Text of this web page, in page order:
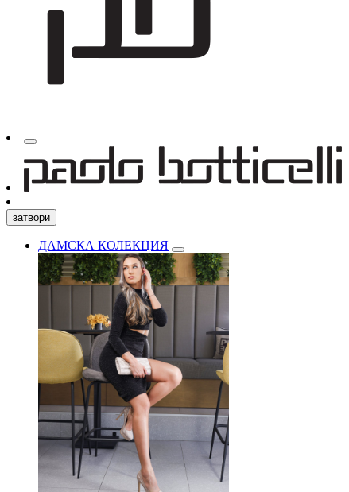
затвори
ДАМСКА КОЛЕКЦИЯ